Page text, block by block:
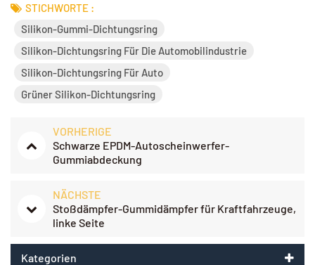
STICHWORTE :
Silikon-Gummi-Dichtungsring
Silikon-Dichtungsring Für Die Automobilindustrie
Silikon-Dichtungsring Für Auto
Grüner Silikon-Dichtungsring
VORHERIGE
Schwarze EPDM-Autoscheinwerfer-
Gummiabdeckung
NÄCHSTE
Stoßdämpfer-Gummidämpfer für Kraftfahrzeuge,
linke Seite
Kategorien